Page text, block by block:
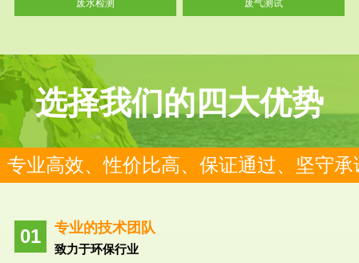
废水检测 废气测试
选择我们的四大优势
专业高效、性价比高、保证通过、坚守承
专业的技术团队
致力于环保行业